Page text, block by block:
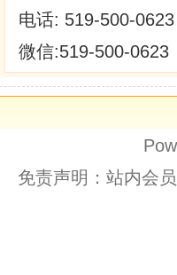
电话: 519-500-0623
微信:519-500-0623
免责声明：站内会